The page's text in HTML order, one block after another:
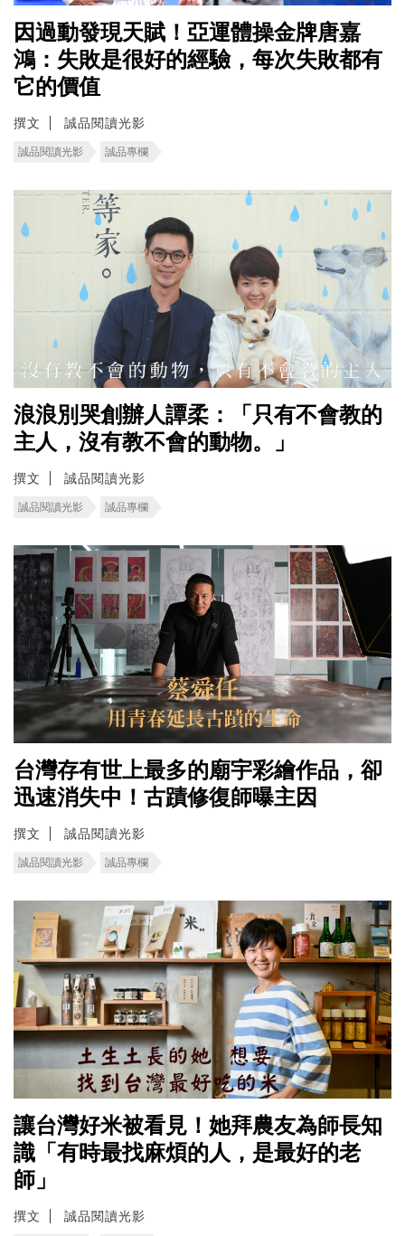
因過動發現天賦！亞運體操金牌唐嘉
鴻：失敗是很好的經驗，每次失敗都有
它的價值
撰文 誠品閱讀光影
誠品閱讀光影 誠品專欄
浪浪別哭創辦人譚柔：「只有不會教的
主人，沒有教不會的動物。」
撰文 誠品閱讀光影
誠品閱讀光影 誠品專欄
台灣存有世上最多的廟宇彩繪作品，卻
迅速消失中！古蹟修復師曝主因
撰文 誠品閱讀光影
誠品閱讀光影 誠品專欄
讓台灣好米被看見！她拜農友為師長知
識「有時最找麻煩的人，是最好的老
師」
撰文 誠品閱讀光影